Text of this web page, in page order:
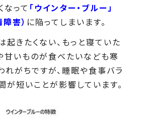
なって 「ウインター・ブルー」
害） に陥ってしまいます。
起きたくない、もっと寝ていた
甘いものが食べたいなども寒
れがちですが、睡眠や食事バラ
が短いことが影響しています。